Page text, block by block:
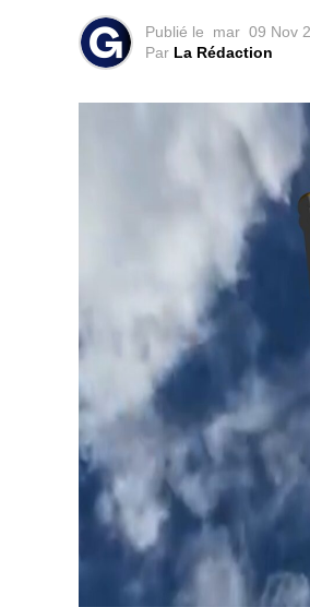
Publié le mar 09 Nov
Par La Rédaction